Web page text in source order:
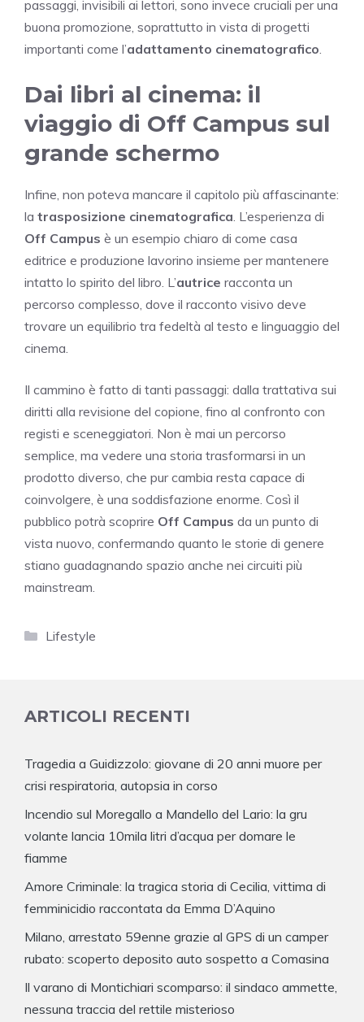
passaggi, invisibili ai lettori, sono invece cruciali per una
buona promozione, soprattutto in vista di progetti
importanti come l’adattamento cinematografico
Dai libri al cinema: il
viaggio di Off Campus sul
grande schermo
Infine, non poteva mancare il capitolo più affascinante:
la trasposizione cinematografica . L’esperienza di
Off Campus è un esempio chiaro di come casa
editrice e produzione lavorino insieme per mantenere
intatto lo spirito del libro. L’autrice racconta un
percorso complesso, dove il racconto visivo deve
trovare un equilibrio tra fedeltà al testo e linguaggio del
cinema.
Il cammino è fatto di tanti passaggi: dalla trattativa sui
diritti alla revisione del copione, fino al confronto con
registi e sceneggiatori. Non è mai un percorso
semplice, ma vedere una storia trasformarsi in un
prodotto diverso, che pur cambia resta capace di
coinvolgere, è una soddisfazione enorme. Così il
pubblico potrà scoprire Off Campus da un punto di
vista nuovo, confermando quanto le storie di genere
stiano guadagnando spazio anche nei circuiti più
mainstream.
Categorie
Lifestyle
ARTICOLI RECENTI
Tragedia a Guidizzolo: giovane di 20 anni muore per
crisi respiratoria, autopsia in corso
Incendio sul Moregallo a Mandello del Lario: la gru
volante lancia 10mila litri d’acqua per domare le
fiamme
Amore Criminale: la tragica storia di Cecilia, vittima di
femminicidio raccontata da Emma D’Aquino
Milano, arrestato 59enne grazie al GPS di un camper
rubato: scoperto deposito auto sospetto a Comasina
Il varano di Montichiari scomparso: il sindaco ammette,
nessuna traccia del rettile misterioso